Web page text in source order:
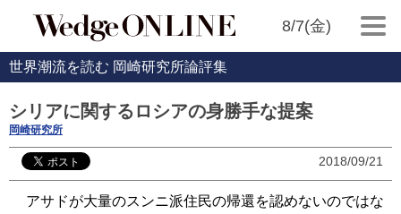
8/7(金)
世界潮流を読む 岡崎研究所論評集
シリアに関するロシアの身勝手な提案
岡崎研究所
2018/09/21
アサドが大量のスンニ派住民の帰還を認めないのではな